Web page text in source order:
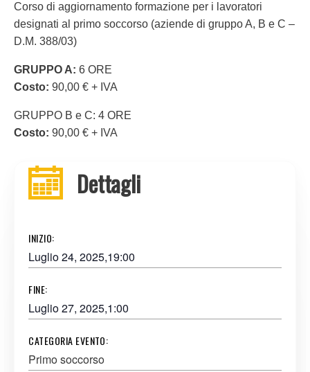
Corso di aggiornamento formazione per i lavoratori
designati al primo soccorso (aziende di gruppo A, B e C –
D.M. 388/03)
GRUPPO A: 6 ORE
Costo: 90,00 € + IVA
GRUPPO B e C: 4 ORE
Costo: 90,00 € + IVA
Dettagli
INIZIO:
Luglio 24, 2025,19:00
FINE:
Luglio 27, 2025,1:00
CATEGORIA EVENTO:
Primo soccorso